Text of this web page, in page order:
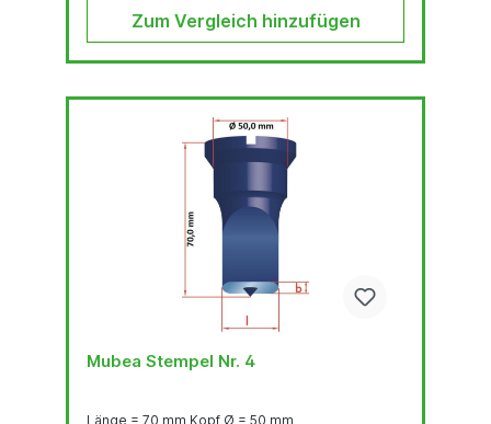
Zum Vergleich hinzufügen
Mubea Stempel Nr. 4
Länge = 70 mm Kopf Ø = 50 mm